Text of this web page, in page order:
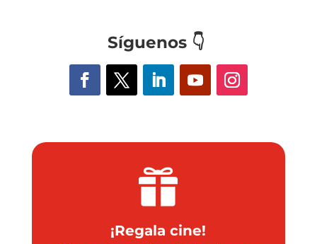
Síguenos 👇

¡Regala cine!